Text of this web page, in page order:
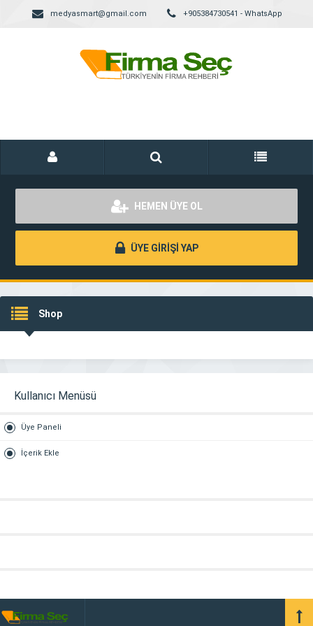
medyasmart@gmail.com +905384730541 - WhatsApp
HEMEN ÜYE OL
ÜYE GİRİŞİ YAP
Shop
Kullanıcı Menüsü
Üye Paneli
İçerik Ekle